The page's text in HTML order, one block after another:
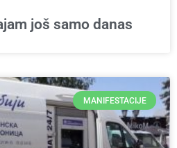
još samo danas
MANIFESTACIJE